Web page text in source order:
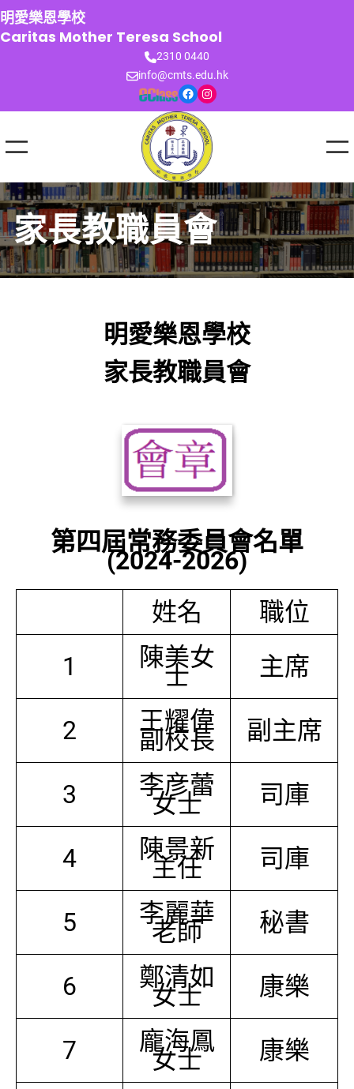
跳
至
主
明愛樂恩學校
Caritas Mother Teresa School
2310 0440
info@cmts.edu.hk
Facebook Instagram
家長教職員會
明愛樂恩學校
家長教職員會
第四屆常務委員會名單
(2024-2026)
姓名
職位
1
陳美女
士 主席
2 王耀偉
副校長 副主席
3 李彦蕾
女士 司庫
4 陳景新
主任 司庫
5 李麗華
老師 秘書
6 鄭清如
女士 康樂
7 龐海鳳
女士 康樂